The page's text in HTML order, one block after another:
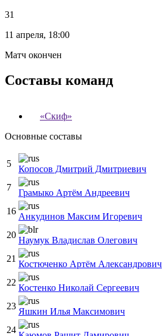
31
11 апреля, 18:00
Матч окончен
Составы команд
«Скиф»
Основные составы
5
Копосов Дмитрий Дмитриевич
7
Грамыко Артём Андреевич
16
Анкудинов Максим Игоревич
20
Наумук Владислав Олегович
21
Костюченко Артём Александрович
22
Костенко Николай Сергеевич
23
Яшкин Илья Максимович
24